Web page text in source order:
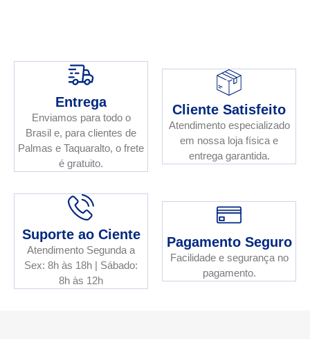
Entrega
Enviamos para todo o
Brasil e, para clientes de
Palmas e Taquaralto, o frete
é gratuito.
Cliente Satisfeito
Atendimento especializado
em nossa loja física e
entrega garantida.
Suporte ao Ciente
Atendimento Segunda a
Sex: 8h às 18h | Sábado:
8h às 12h
Pagamento Seguro
Facilidade e segurança no
pagamento.